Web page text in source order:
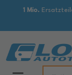
1 Mio.